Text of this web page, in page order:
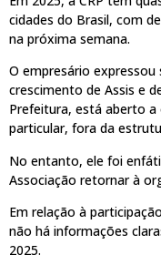
cidades do Brasil, com
na próxima semana.
O empresário
crescimento de Assis e
Prefeitura, está aberto a
particular, fora da
No entanto, ele foi
Associação retornar à
Em relação à
não há informações
2025.